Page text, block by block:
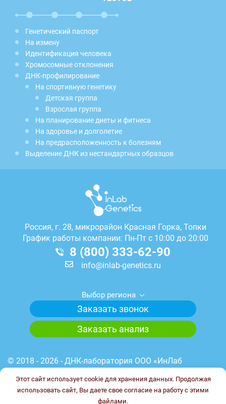
Генетический паспорт
На измену
Идентификация человека
Хромосомные отклонения
ДНК-профилирование
На спортивную генетику
Детская группа
Взрослая группа
На планирование диеты и фитнеса
На здоровье и долголетие
На предрасположенность к болезням
Выделение ДНК из нестандартных образцов
Россия, г. 28, микрорайон Красная Горка, Топки
График работы компании: Пн-Пт с 10:00 до 20:00
8 (800) 333-62-90
info@inlab-genetics.ru
Выбор региона
Заказать звонок
Заказать анализ
© 2018 - 2026 - ДНК-лаборатория ООО «ИнЛаб
Л041-01148-78/00644845 от 23.03.2023 г. ИНН
7838102187. ОГРН 1227800017851.
Этот сайт использует cookie для хранения данных. Продолжая
использовать сайт, Вы даете свое согласие на работу с этими
файлами.